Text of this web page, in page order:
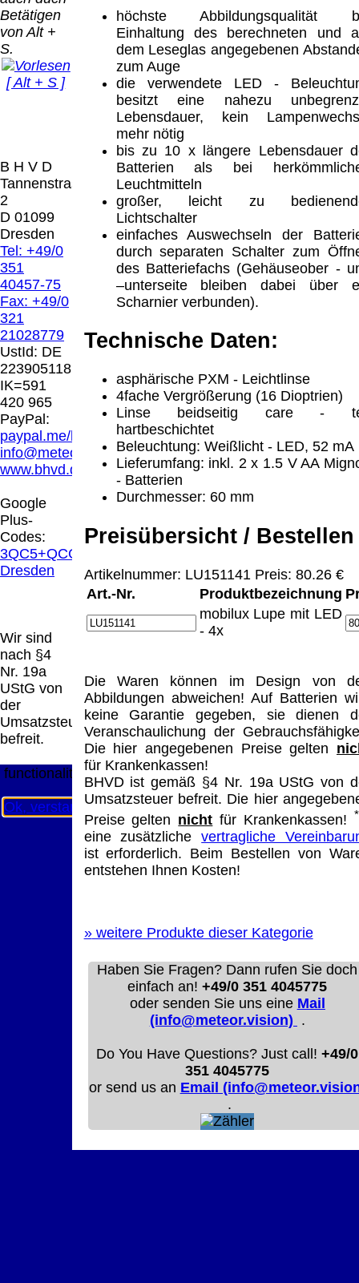
Betätigen
von Alt +
S.
[ Alt + S ]
B H V D
Tannenstrasse
2
D 01099
Dresden
Tel: +49/0
351
40457-75
Fax: +49/0
321
21028779
UstId: DE
223905118
IK=591
420 965
PayPal:
paypal.me/blindenhilfsmittel
info@meteor.vision
www.bhvd.de
Google
Plus-
Codes:
3QC5+QCG
Dresden
Wir sind
nach §4
Nr. 19a
UStG von
der
Umsatzsteuer
befreit.
höchste Abbildungsqualität
Einhaltung des berechneten und
dem Leseglas angegebenen
zum Auge
die verwendete LED -
besitzt eine nahezu
Lebensdauer, kein
mehr nötig
bis zu 10 x längere Lebensdauer
Batterien als bei
Leuchtmitteln
großer, leicht zu
Lichtschalter
einfaches Auswechseln der
durch separaten Schalter zum
des Batteriefachs (Gehäuseober -
–unterseite bleiben dabei über
Scharnier verbunden).
Technische Daten:
asphärische PXM - Leichtlinse
4fache Vergrößerung (16 Dioptrien)
Linse beidseitig care -
hartbeschichtet
Beleuchtung: Weißlicht - LED, 52 mA
Lieferumfang: inkl. 2 x 1.5 V AA
- Batterien
Durchmesser: 60 mm
Preisübersicht / Bestellen
Artikelnummer: LU151141 Preis: 80.26 €
Art.-Nr.
Produktbezeichnung
mobilux Lupe mit LED
- 4x
Die Waren können im Design von
Abbildungen abweichen! Auf Batterien
keine Garantie gegeben, sie dienen
Veranschaulichung der
Die hier angegebenen Preise gelten
für Krankenkassen!
BHVD ist gemäß §4 Nr. 19a UStG von
Umsatzsteuer befreit. Die hier
Preise gelten nicht für Krankenkassen!
eine zusätzlichevertragliche
ist erforderlich. Beim Bestellen von
entstehen Ihnen Kosten!
»weitere Produkte dieser Kategorie
Haben Sie Fragen? Dann rufen Sie doch
einfach an!+49/0 351 4045775
oder senden Sie uns eine Mail
(info@meteor.vision) .
Do You Have Questions? Just call!+49/0
351 4045775
or send us an Email
.
Der Versand erfolgt
als versichertes
Paket.
Selbstabholung
vom Büro oder
Ausstellungen:
0.00 €
Versandart
erhalten Sie per
Email z.B. einen
und die
Rechnung /
Lieferschein. Sie
keinen
Datenträger
Die in diesem Dokument genannten
Warenzeichen sind Eigentum der jeweiligen
Firmen. Preisänderungen, Irrtümer und
technische Änderungen vorbehalten.
letzte Änderung: 22. Januar 2025 Blinden
Hilfsmittel Vertrieb Dresden,
Mit einem Urteil vom 12.05.1998 - 312 O
85/98 - Haftung für Links hat das Landgericht
Hamburg entschieden, dass man durch die
Anbringung eines Links, die Inhalte der
gelinkten Seite ggf. mit zu verantworten hat.
Dieses kann nur dadurch verhindert werden,
dass man sich ausdrücklich von diesen
Inhalten distanziert. Hiermit distanzieren wir
uns ausdrücklich von allen Inhalten, aller
gelinkten Seiten auf unserer Homepage und
machen uns diese Inhalte nicht zu eigen.
Diese Erklärung gilt für alle auf unserer
Homepage angebrachten Links.
Die Europäische Kommission stellt eine
Plattform zur Online-Streitbeilegung (OS)
bereit. Die Plattform finden Sie unter
http://ec.europa.eu/consumers/odr/Unsere E-
Mailadresse lautet:info@meteor.vision .
Seitenanfang Impressum AGB
Widerruf
Datenschutz
Katalog (PDF)
Wir
[] []
große Anzeige Schließen X
Diese Website nutzt Cookies, um bestmögliche
Funktionalität bieten zu können.
This website uses cookies to provide the best possible
functionality.
Ok, verstanden Mehr Infos